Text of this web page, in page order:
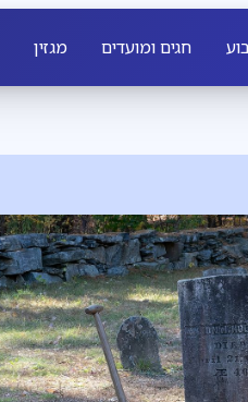
חגים ומועדים מגזין